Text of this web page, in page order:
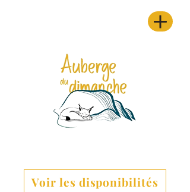
Voir les disponibilités